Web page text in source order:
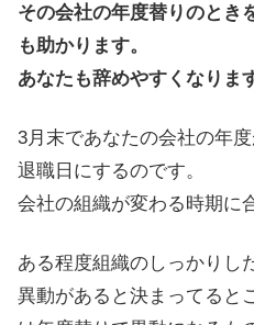
その会社の年度替りのとき
も助かります。
あなたも辞めやすくなりま
3月末であなたの会社の年
退職日にするのです。
会社の組織が変わる時期に
ある程度組織のしっかりし
異動があると決まってると